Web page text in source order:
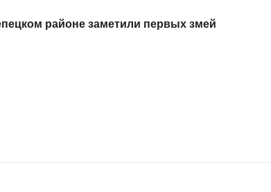
районе заметили первых змей